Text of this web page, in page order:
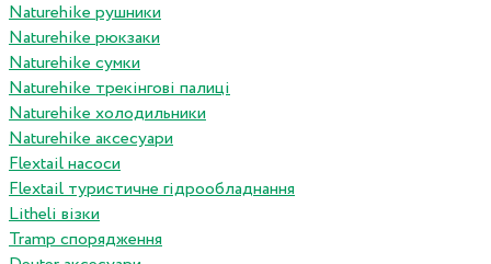
Naturehike рушники
Naturehike рюкзаки
Naturehike сумки
Naturehike трекінгові палиці
Naturehike холодильники
Naturehike аксесуари
Flextail насоси
Flextail туристичне гідрообладнання
Litheli візки
Tramp спорядження